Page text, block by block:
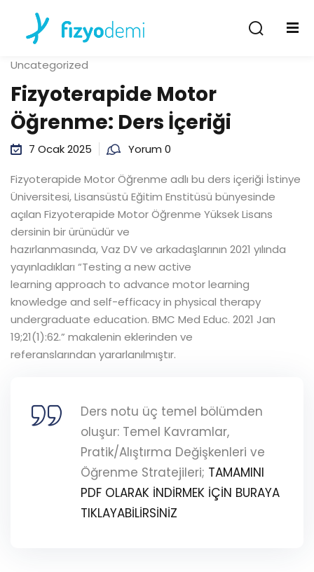
Uncategorized
Fizyoterapide Motor
Öğrenme: Ders İçeriği
7 Ocak 2025 Yorum 0
Fizyoterapide Motor Öğrenme adlı bu ders içeriği İstinye
Üniversitesi, Lisansüstü Eğitim Enstitüsü bünyesinde
açılan Fizyoterapide Motor Öğrenme Yüksek Lisans
dersinin bir ürünüdür ve
hazırlanmasında, Vaz DV ve arkadaşlarının 2021 yılında
yayınladıkları “Testing a new active
learning approach to advance motor learning
knowledge and self-efficacy in physical therapy
undergraduate education. BMC Med Educ. 2021 Jan
19;21(1):62.” makalenin eklerinden ve
referanslarından yararlanılmıştır.
Ders notu üç temel bölümden
oluşur: Temel Kavramlar,
Pratik/Alıştırma Değişkenleri ve
Öğrenme Stratejileri; TAMAMINI
PDF OLARAK İNDİRMEK İÇİN BURAYA
TIKLAYABİLİRSİNİZ
Giriş Yap
Hesabın yok mu?Kayıt Ol
Beni hatırla Şifremi unuttum